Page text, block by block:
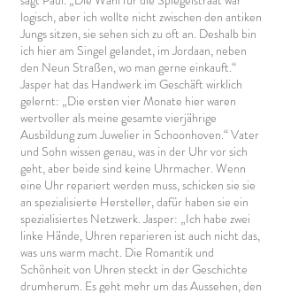
logisch, aber ich wollte nicht zwischen den antiken
Jungs sitzen, sie sehen sich zu oft an. Deshalb bin
ich hier am Singel gelandet, im Jordaan, neben
den Neun Straßen, wo man gerne einkauft.“
Jasper hat das Handwerk im Geschäft wirklich
gelernt: „Die ersten vier Monate hier waren
wertvoller als meine gesamte vierjährige
Ausbildung zum Juwelier in Schoonhoven.“ Vater
und Sohn wissen genau, was in der Uhr vor sich
geht, aber beide sind keine Uhrmacher. Wenn
eine Uhr repariert werden muss, schicken sie sie
an spezialisierte Hersteller, dafür haben sie ein
spezialisiertes Netzwerk. Jasper: „Ich habe zwei
linke Hände, Uhren reparieren ist auch nicht das,
was uns warm macht. Die Romantik und
Schönheit von Uhren steckt in der Geschichte
drumherum. Es geht mehr um das Aussehen, den